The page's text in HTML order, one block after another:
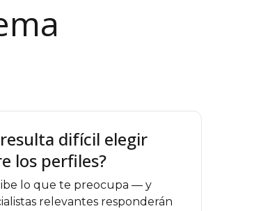
difícil elegir
los perfiles?
lo que te preocupa — y
relevantes responderán